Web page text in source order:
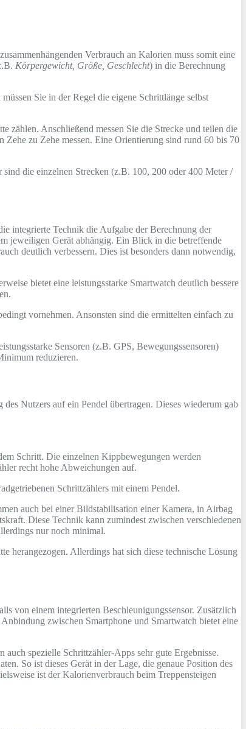
Verbrauch an Kalorien muss somit eine
Körpergewicht, Größe, Geschlecht) in die Berechnung
Sie in der Regel die eigene Schrittlänge selbst
zählen. Anschließend messen Sie die Strecke und teilen die
zu Zehe messen. Eine Orientierung sind rund 60 bis 70
die einzelnen Strecken (z.B. 100, 200 oder 400 Meter /
integrierte Technik die Aufgabe der Berechnung der
jeweiligen Gerät abhängig. Ein Blick in die betreffende
deutlich verbessern. Dies ist besonders dann notwendig,
bietet eine leistungsstarke Smartwatch deutlich bessere
vornehmen. Ansonsten sind die ermittelten einfach zu
Sensoren (z.B. GPS, Bewegungssensoren)
reduzieren.
Nutzers auf ein Pendel übertragen. Dieses wiederum gab
Schritt. Die einzelnen Kippbewegungen werden
recht hohe Abweichungen auf.
Schrittzählers mit einem Pendel.
auch bei einer Bildstabilisation einer Kamera, in Airbag
Diese Technik kann zumindest zwischen verschiedenen
nur noch minimal.
herangezogen. Allerdings hat sich diese technische Lösung
von einem integrierten Beschleunigungssensor. Zusätzlich
zwischen Smartphone und Smartwatch bietet eine
spezielle Schrittzähler-Apps sehr gute Ergebnisse.
So ist dieses Gerät in der Lage, die genaue Position des
ist der Kalorienverbrauch beim Treppensteigen